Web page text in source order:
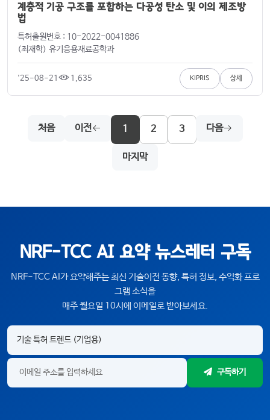
계층적 기공 구조를 포함하는 다공성 탄소 및 이의 제조방
법
특허출원번호 : 10-2022-0041886
(최재학) 유기응용재료공학과
'25-08-21 1,635 KIPRIS 상세
처음 이전 1 2 3 다음
마지막
NRF-TCC AI 요약 뉴스레터 구독
NRF-TCC AI가 요약해주는 최신 기술이전 동향, 특허 정보, 수익화 프로
그램 소식을
매주 월요일 10시에 이메일로 받아보세요.
구독하기